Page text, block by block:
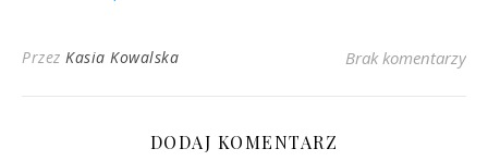
Przez Kasia Kowalska Brak komentarzy
DODAJ KOMENTARZ